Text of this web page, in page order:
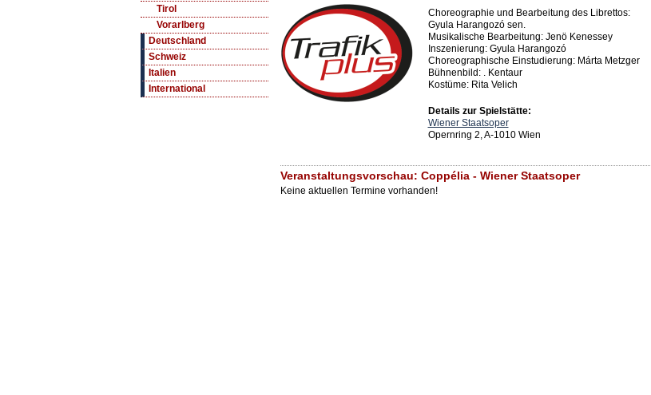
Tirol
Vorarlberg
Deutschland
Schweiz
Italien
International
Choreographie und Bearbeitung des Librettos:
Gyula Harangozó sen.
Musikalische Bearbeitung: Jenö Kenessey
Inszenierung: Gyula Harangozó
Choreographische Einstudierung: Márta Metzger
Bühnenbild: . Kentaur
Kostüme: Rita Velich
Details zur Spielstätte:
Wiener Staatsoper
Opernring 2, A-1010 Wien
Veranstaltungsvorschau: Coppélia - Wiener Staatsoper
Keine aktuellen Termine vorhanden!